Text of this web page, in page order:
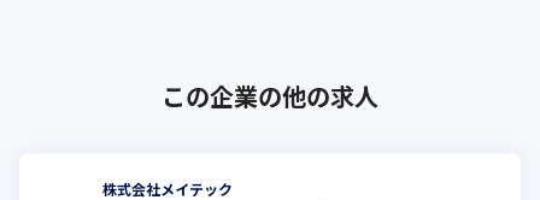
この企業の他の求人
株式会社メイテック